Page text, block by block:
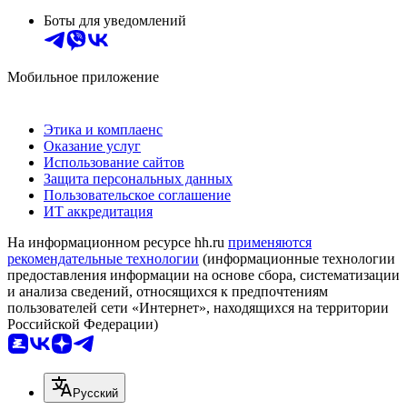
Боты для уведомлений
Мобильное приложение
Этика и комплаенс
Оказание услуг
Использование сайтов
Защита персональных данных
Пользовательское соглашение
ИТ аккредитация
На информационном ресурсе hh.ru применяются
рекомендательные технологии (информационные технологии
предоставления информации на основе сбора, систематизации
и анализа сведений, относящихся к предпочтениям
пользователей сети «Интернет», находящихся на территории
Российской Федерации)
Русский